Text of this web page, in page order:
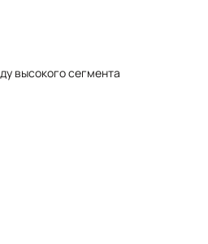
высокого сегмента